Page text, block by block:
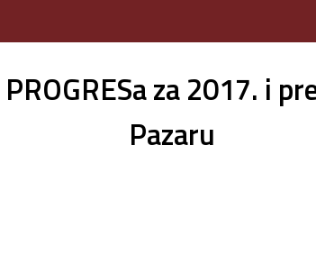
za 2017. i
Pazaru